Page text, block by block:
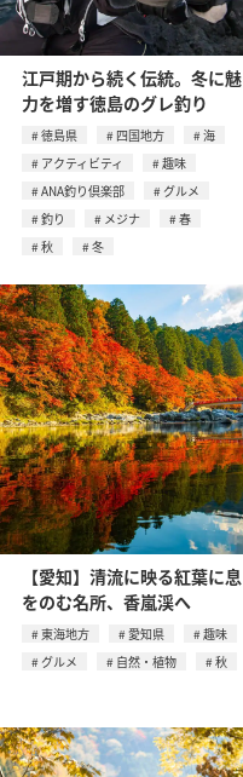
江戸期から続く伝統。冬に魅
力を増す徳島のグレ釣り
徳島県 四国地方
海
アクティビティ
趣味
ANA釣り倶楽部
グルメ
釣り
メジナ
春
秋
冬
【愛知】清流に映る紅葉に息
をのむ名所、⾹嵐渓へ
東海地方 愛知県
趣味
グルメ
自然・植物 秋